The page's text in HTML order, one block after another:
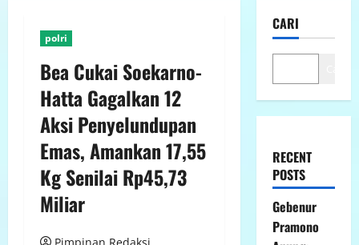
polri
Bea Cukai Soekarno-
Hatta Gagalkan 12
Aksi Penyelundupan
Emas, Amankan 17,55
Kg Senilai Rp45,73
Miliar
CARI
RECENT
POSTS
Gebenur
Pramono